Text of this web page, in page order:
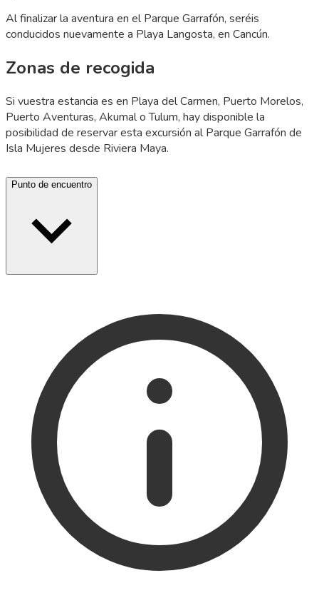
Al finalizar la aventura en el Parque Garrafón, seréis
conducidos nuevamente a Playa Langosta, en Cancún.
Zonas de recogida
Si vuestra estancia es en Playa del Carmen, Puerto Morelos,
Puerto Aventuras, Akumal o Tulum, hay disponible la
posibilidad de reservar esta excursión al Parque Garrafón de
Isla Mujeres desde Riviera Maya.
Punto de encuentro